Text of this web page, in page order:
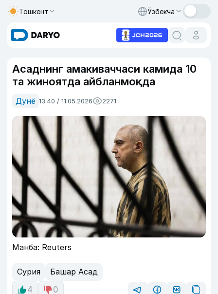
Тошкент Ўзбекча
Асаднинг амакиваччаси камида 10
та жиноятда айбланмоқда
Дунё 13:40 / 11.05.2026 2271
Манба: Reuters
Сурия
Башар Асад
4
0